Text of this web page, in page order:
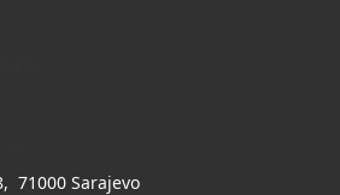
71000 Sarajevo